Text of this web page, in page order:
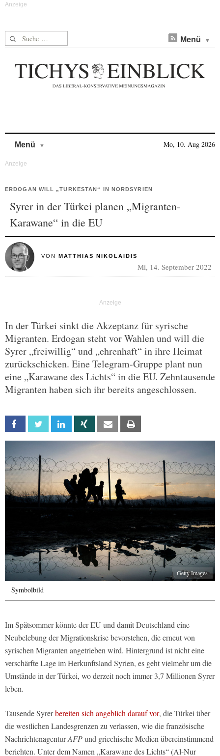
Suche nach: Menü
Menü Mo, 10. Aug 2026
ERDOGAN WILL „TURKESTAN“ IN NORDSYRIEN
Syrer in der Türkei planen „Migranten-
Karawane“ in die EU
VON MATTHIAS NIKOLAIDIS
Mi, 14. September 2022
In der Türkei sinkt die Akzeptanz für syrische
Migranten. Erdogan steht vor Wahlen und will die
Syrer „freiwillig“ und „ehrenhaft“ in ihre Heimat
zurückschicken. Eine Telegram-Gruppe plant nun
eine „Karawane des Lichts“ in die EU. Zehntausende
Migranten haben sich ihr bereits angeschlossen.
Facebook Twitter Linkedin Xing Email
Getty Images
Symbolbild
Im Spätsommer könnte der EU und damit Deutschland eine
Neubelebung der Migrationskrise bevorstehen, die erneut von
syrischen Migranten angetrieben wird. Hintergrund ist nicht eine
verschärfte Lage im Herkunftsland Syrien, es geht vielmehr um die
Umstände in der Türkei, wo derzeit noch immer 3,7 Millionen Syrer
leben.
Tausende Syrerbereiten sich angeblich darauf vor, die Türkei über
die westlichen Landesgrenzen zu verlassen, wie die französische
NachrichtenagenturAFPund griechische Medien übereinstimmend
berichten. Unter dem Namen „Karawane des Lichts“ (Al-Nur